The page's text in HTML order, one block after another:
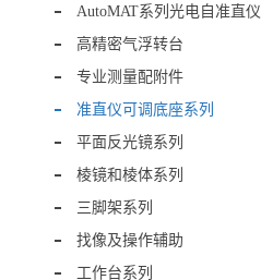
AutoMAT系列光电自准直仪
高精密气浮转台
专业测量配附件
准直仪可调底座系列
平面反光镜系列
棱镜和棱体系列
三脚架系列
找像及操作辅助
工作台系列